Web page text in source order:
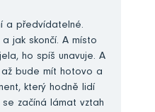
a předvídatelné.
jak skončí. A místo
ho spíš unavuje. A
bude mít hotovo a
který hodně lidí
začíná lámat vztah